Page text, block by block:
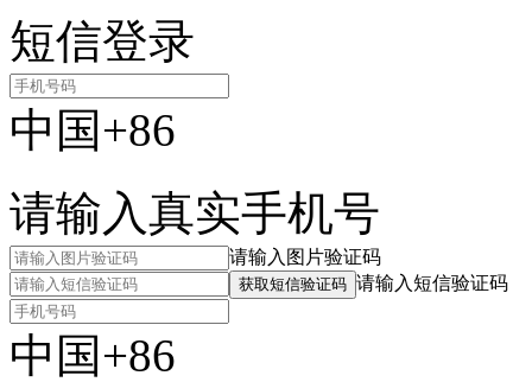
短信登录
中国+86
请输入真实手机号
请输入图片验证码
获取短信验证码 请输入短信验证码
中国+86